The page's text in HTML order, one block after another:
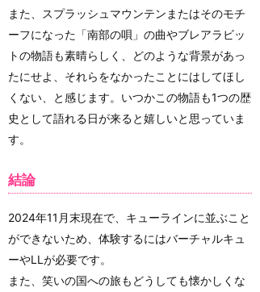
また、スプラッシュマウンテンまたはそのモチ
ーフになった「南部の唄」の曲やブレアラビッ
トの物語も素晴らしく、どのような背景があっ
たにせよ、それらをなかったことにはしてほし
くない、と感じます。いつかこの物語も1つの歴
史として語れる日が来ると嬉しいと思っていま
す。
結論
2024年11月末現在で、キューラインに並ぶこと
ができないため、体験するにはバーチャルキュ
ーやLLが必要です。
また、笑いの国への旅もどうしても懐かしくな